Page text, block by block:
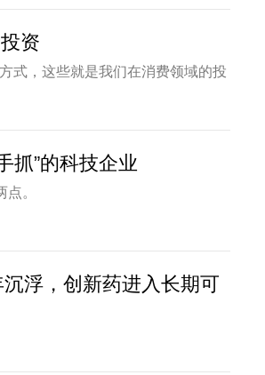
资
式，这些就是我们在消费领域的投
抓”的科技企业
。
浮，创新药进入长期可